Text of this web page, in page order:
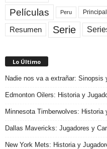
Películas Peru
Resumen Serie
Lo Último
Nadie nos va a extrañar: Sinopsis
Edmonton Oilers: Historia y
Minnesota Timberwolves: Historia
Dallas Mavericks: Jugadores y
New York Mets: Historia y